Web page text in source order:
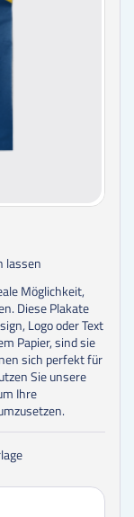
lassen
Möglichkeit,
Diese Plakate
Logo oder Text
Papier, sind sie
sich perfekt für
Sie unsere
Ihre